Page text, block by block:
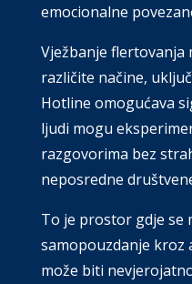
emocionalne
Vježbanje flertovanja
različite načine,
Hotline omogućava
ljudi mogu
razgovorima bez
neposredne
To je prostor gdje se
samopouzdanje kroz
može biti